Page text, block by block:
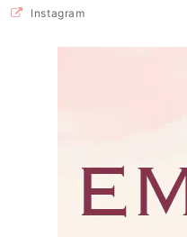
Instagram